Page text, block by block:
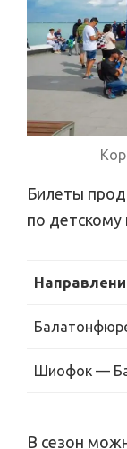
Билеты
по
Шиофок —
В сезон